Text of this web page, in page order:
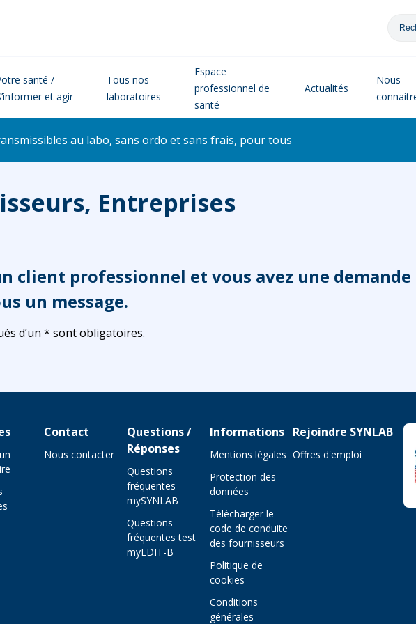
santé /
et agir
Tous nos
laboratoires
Espace
professionnel de
santé
Actualités
Nous
au labo, sans ordo et sans frais, pour tous
Entreprises
client professionnel et vous avez une
un message.
d’un * sont obligatoires.
Contact
Nous contacter
Questions /
Réponses
Questions
fréquentes
mySYNLAB
Questions
fréquentes test
myEDIT-B
Informations
Mentions légales
Protection des
données
Télécharger le
code de conduite
des fournisseurs
Politique de
cookies
Conditions
générales
Rejoindre SYNLAB
Offres d'emploi